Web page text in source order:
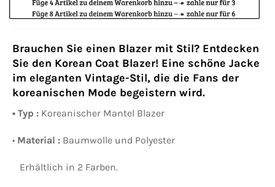
Brauchen Sie einen Blazer mit Stil? Entdecken
Sie den Korean Coat Blazer! Eine schöne Jacke
im eleganten Vintage-Stil, die die Fans der
koreanischen Mode begeistern wird.
• Typ : Koreanischer Mantel Blazer
• Material : Baumwolle und Polyester
Erhältlich in 2 Farben.